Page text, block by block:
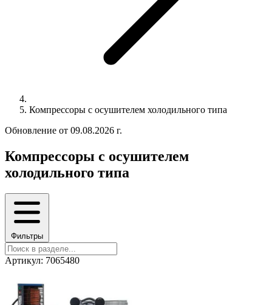
Компрессоры с осушителем холодильного типа
Обновление от 09.08.2026 г.
Компрессоры с осушителем
холодильного типа
Фильтры
Артикул: 7065480